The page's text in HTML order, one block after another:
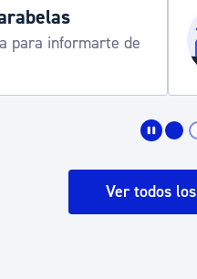
para informarte de
Ver todos